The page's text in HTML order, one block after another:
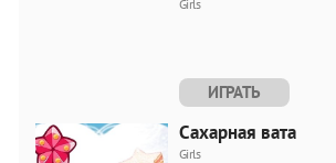
Girls
ИГРАТЬ
Сахарная вата
Girls